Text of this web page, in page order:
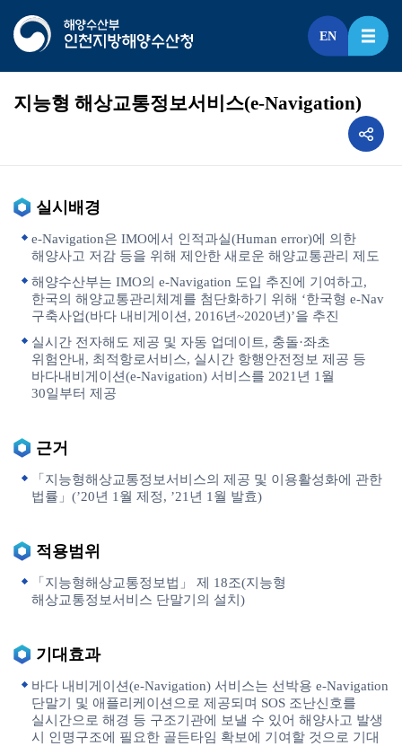
EN
지능형 해상교통정보서비스(e-Navigation)
실시배경
e-Navigation은 IMO에서 인적과실(Human error)에 의한
해양사고 저감 등을 위해 제안한 새로운 해양교통관리 제도
해양수산부는 IMO의 e-Navigation 도입 추진에 기여하고,
한국의 해양교통관리체계를 첨단화하기 위해 ‘한국형 e-Nav
구축사업(바다 내비게이션, 2016년~2020년)’을 추진
실시간 전자해도 제공 및 자동 업데이트, 충돌·좌초
위험안내, 최적항로서비스, 실시간 항행안전정보 제공 등
바다내비게이션(e-Navigation) 서비스를 2021년 1월
30일부터 제공
근거
「지능형해상교통정보서비스의 제공 및 이용활성화에 관한
법률」(’20년 1월 제정, ’21년 1월 발효)
적용범위
「지능형해상교통정보법」 제 18조(지능형
해상교통정보서비스 단말기의 설치)
기대효과
바다 내비게이션(e-Navigation) 서비스는 선박용 e-Navigation
단말기 및 애플리케이션으로 제공되며 SOS 조난신호를
실시간으로 해경 등 구조기관에 보낼 수 있어 해양사고 발생
시 인명구조에 필요한 골든타임 확보에 기여할 것으로 기대